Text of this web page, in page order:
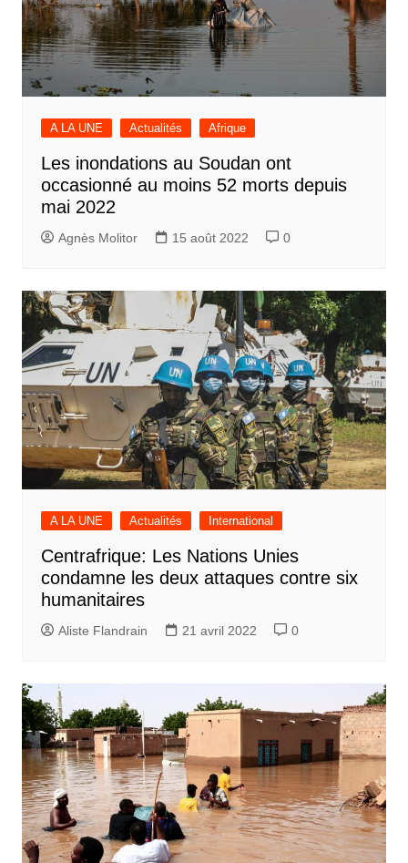
A LA UNE Actualités Afrique
Les inondations au Soudan ont
occasionné au moins 52 morts depuis
mai 2022
Agnès Molitor 15 août 2022 0
A LA UNE Actualités International
Centrafrique: Les Nations Unies
condamne les deux attaques contre six
humanitaires
Aliste Flandrain 21 avril 2022 0